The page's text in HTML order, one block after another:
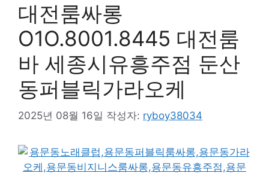
대전룸싸롱
O1O.8001.8445 대전룸
바 세종시유흥주점 둔산
동퍼블릭가라오케
2025년 08월 16일 작성자: ryboy38034